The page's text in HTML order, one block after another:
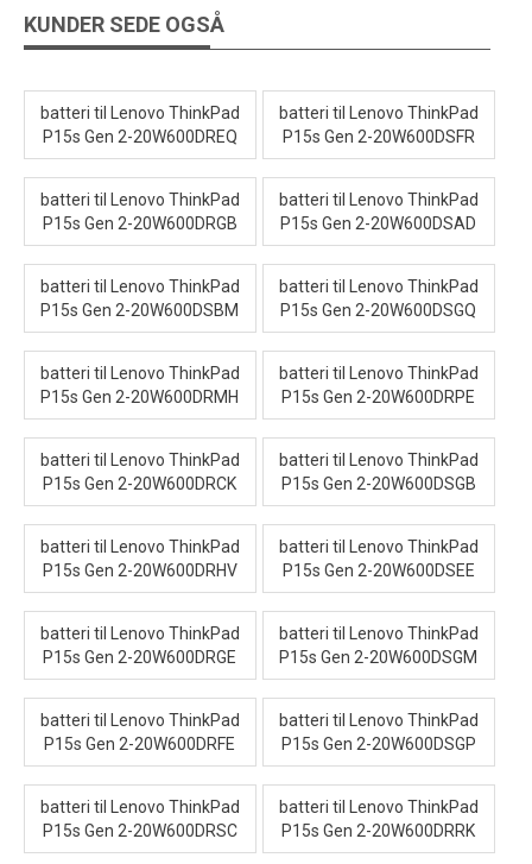
KUNDER SEDE OGSÅ
batteri til Lenovo ThinkPad
P15s Gen 2-20W600DREQ
batteri til Lenovo ThinkPad
P15s Gen 2-20W600DSFR
batteri til Lenovo ThinkPad
P15s Gen 2-20W600DRGB
batteri til Lenovo ThinkPad
P15s Gen 2-20W600DSAD
batteri til Lenovo ThinkPad
P15s Gen 2-20W600DSBM
batteri til Lenovo ThinkPad
P15s Gen 2-20W600DSGQ
batteri til Lenovo ThinkPad
P15s Gen 2-20W600DRMH
batteri til Lenovo ThinkPad
P15s Gen 2-20W600DRPE
batteri til Lenovo ThinkPad
P15s Gen 2-20W600DRCK
batteri til Lenovo ThinkPad
P15s Gen 2-20W600DSGB
batteri til Lenovo ThinkPad
P15s Gen 2-20W600DRHV
batteri til Lenovo ThinkPad
P15s Gen 2-20W600DSEE
batteri til Lenovo ThinkPad
P15s Gen 2-20W600DRGE
batteri til Lenovo ThinkPad
P15s Gen 2-20W600DSGM
batteri til Lenovo ThinkPad
P15s Gen 2-20W600DRFE
batteri til Lenovo ThinkPad
P15s Gen 2-20W600DSGP
batteri til Lenovo ThinkPad
P15s Gen 2-20W600DRSC
batteri til Lenovo ThinkPad
P15s Gen 2-20W600DRRK